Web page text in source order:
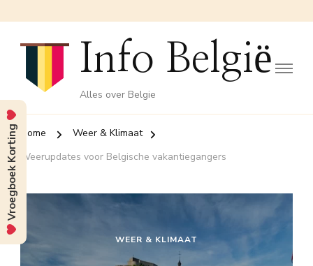
Info België
Alles over Belgie
Home
Weer & Klimaat
Weerupdates voor Belgische vakantiegangers
WEER & KLIMAAT
Vroegboek Korting